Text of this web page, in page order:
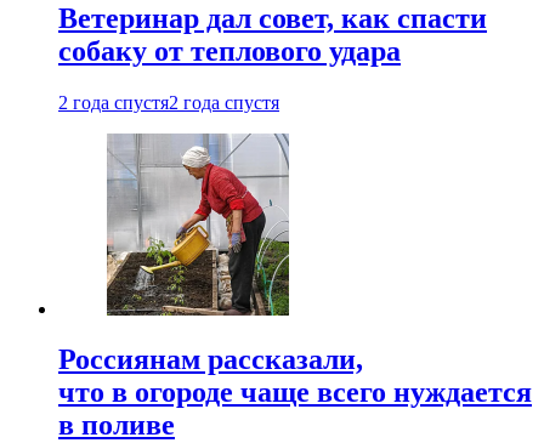
Ветеринар дал совет, как спасти
собаку от теплового удара
2 года спустя2 года спустя
Россиянам рассказали,
что в огороде чаще всего нуждается
в поливе